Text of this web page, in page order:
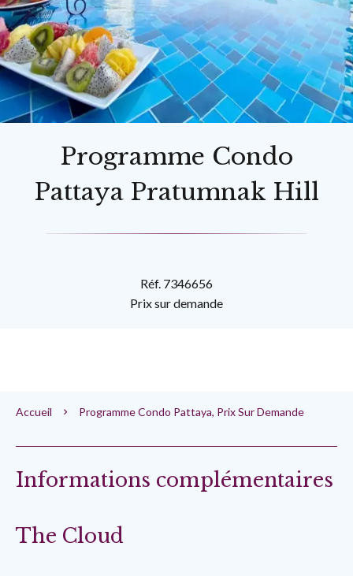
Programme Condo
Pattaya Pratumnak Hill
Réf. 7346656
Prix sur demande
Accueil Programme Condo Pattaya, Prix Sur Demande
Informations complémentaires
The Cloud